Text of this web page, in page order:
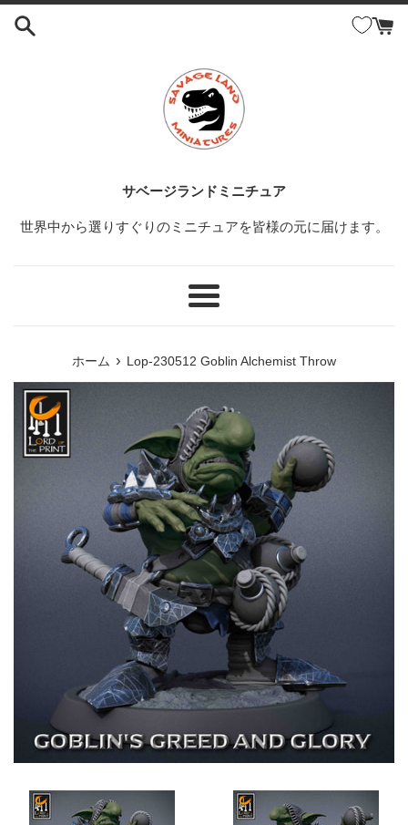
コ
サベージランドミニチュア
世界中から選りすぐりのミニチュアを皆様の元に届けます。
メ
ホーム › Lop-230512 Goblin Alchemist Throw